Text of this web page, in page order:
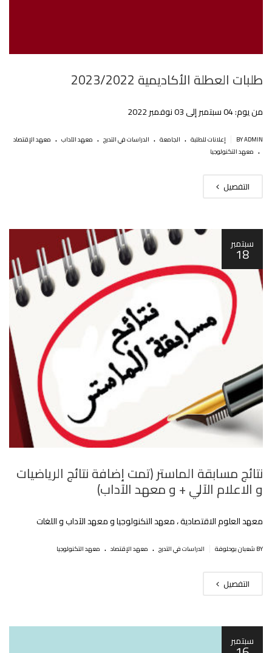
طلبات العطلة الأكاديمية 2023/2022
من يوم: 04 سبتمبر إلى 03 نوفمبر 2022
BY ADMIN إعلانات للطلبة . الجامعة . الدراسات في التدرج . معهد الآداب . معهد الإقتصاد
. معهد التكنولوجيا
التفصيل
سبتمبر
18
نتائج مسابقة الماستر (تمت إضافة نتائج الرياضيات
و الاعلام الآلي + و معهد الآداب)
معهد العلوم الاقتصادية ، معهد التكنولوجيا و معهد الآداب و اللغات
BY شعبان بوحلوفة الدراسات في التدرج . معهد الإقتصاد . معهد التكنولوجيا
التفصيل
سبتمبر